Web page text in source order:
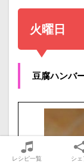
火曜日
豆腐ハンバ
レシピ一覧 シェ